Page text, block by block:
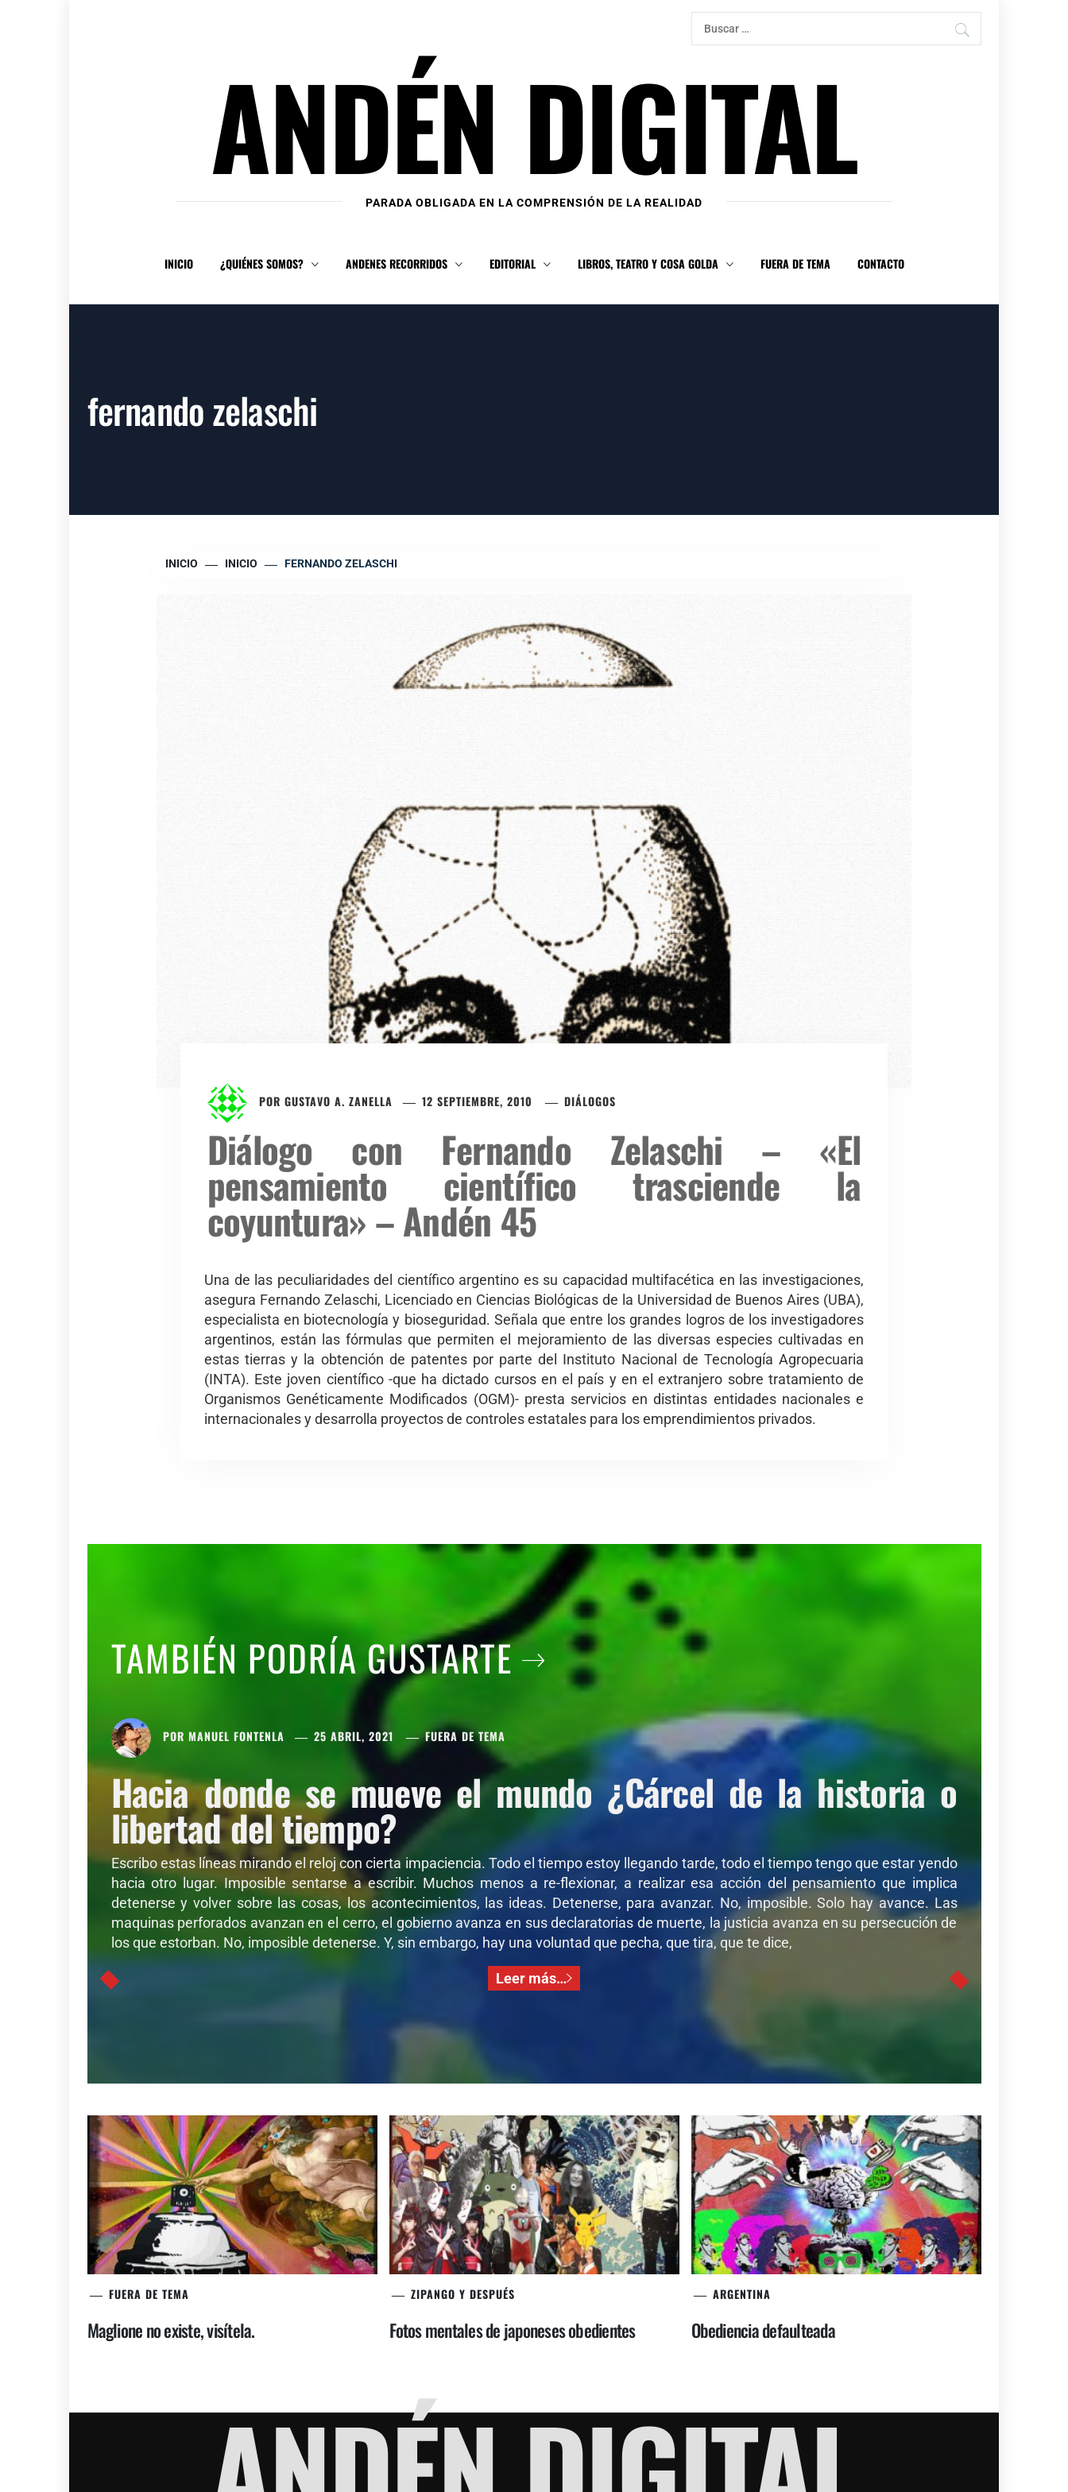
Buscar:
ANDÉN DIGITAL
PARADA OBLIGADA EN LA COMPRENSIÓN DE LA REALIDAD
INICIO ¿QUIÉNES SOMOS? ANDENES RECORRIDOS EDITORIAL LIBROS, TEATRO Y COSA GOLDA FUERA DE TEMA CONTACTO
fernando zelaschi
INICIO INICIO FERNANDO ZELASCHI
POR GUSTAVO A. ZANELLA 12 SEPTIEMBRE, 2010 DIÁLOGOS
Diálogo con Fernando Zelaschi – «El
pensamiento científico trasciende la
coyuntura» – Andén 45
Una de las peculiaridades del científico argentino es su capacidad multifacética en las investigaciones,
asegura Fernando Zelaschi, Licenciado en Ciencias Biológicas de la Universidad de Buenos Aires (UBA),
especialista en biotecnología y bioseguridad. Señala que entre los grandes logros de los investigadores
argentinos, están las fórmulas que permiten el mejoramiento de las diversas especies cultivadas en
estas tierras y la obtención de patentes por parte del Instituto Nacional de Tecnología Agropecuaria
(INTA). Este joven científico -que ha dictado cursos en el país y en el extranjero sobre tratamiento de
Organismos Genéticamente Modificados (OGM)- presta servicios en distintas entidades nacionales e
internacionales y desarrolla proyectos de controles estatales para los emprendimientos privados.
TAMBIÉN PODRÍA GUSTARTE
POR MANUEL FONTENLA 25 ABRIL, 2021 FUERA DE TEMA
Hacia donde se mueve el mundo ¿Cárcel de la historia o
libertad del tiempo?
Escribo estas líneas mirando el reloj con cierta impaciencia. Todo el tiempo estoy llegando tarde, todo el tiempo tengo que estar yendo
hacia otro lugar. Imposible sentarse a escribir. Muchos menos a re-flexionar, a realizar esa acción del pensamiento que implica
detenerse y volver sobre las cosas, los acontecimientos, las ideas. Detenerse, para avanzar. No, imposible. Solo hay avance. Las
maquinas perforados avanzan en el cerro, el gobierno avanza en sus declaratorias de muerte, la justicia avanza en su persecución de
los que estorban. No, imposible detenerse. Y, sin embargo, hay una voluntad que pecha, que tira, que te dice,
Leer más…
FUERA DE TEMA
Maglione no existe, visítela.
ZIPANGO Y DESPUÉS
Fotos mentales de japoneses obedientes
ARGENTINA
Obediencia defaulteada